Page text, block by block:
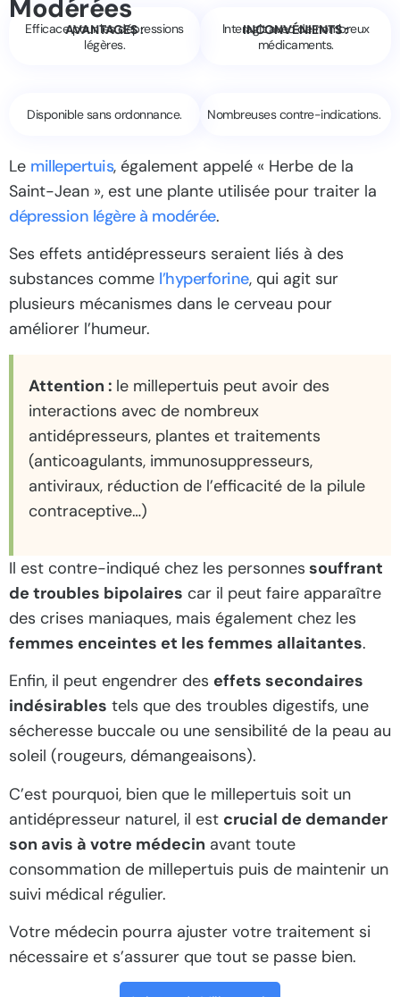
Modérées
AVANTAGES :
Efficace pour les dépressions
légères.
Disponible sans ordonnance.
INCONVÉNIENTS :
Interagit avec de nombreux
médicaments.
Nombreuses contre-indications.
Le millepertuis, également appelé « Herbe de la
Saint-Jean », est une plante utilisée pour traiter la
dépression légère à modérée.
Ses effets antidépresseurs seraient liés à des
substances comme l’hyperforine, qui agit sur
plusieurs mécanismes dans le cerveau pour
améliorer l’humeur.
Attention : le millepertuis peut avoir des
interactions avec de nombreux
antidépresseurs, plantes et traitements
(anticoagulants, immunosuppresseurs,
antiviraux, réduction de l’efficacité de la pilule
contraceptive…)
Il est contre-indiqué chez les personnes souffrant
de troubles bipolaires car il peut faire apparaître
des crises maniaques, mais également chez les
femmes enceintes et les femmes allaitantes.
Enfin, il peut engendrer des effets secondaires
indésirables tels que des troubles digestifs, une
sécheresse buccale ou une sensibilité de la peau au
soleil (rougeurs, démangeaisons).
C’est pourquoi, bien que le millepertuis soit un
antidépresseur naturel, il est crucial de demander
son avis à votre médecin avant toute
consommation de millepertuis puis de maintenir un
suivi médical régulier.
Votre médecin pourra ajuster votre traitement si
nécessaire et s’assurer que tout se passe bien.